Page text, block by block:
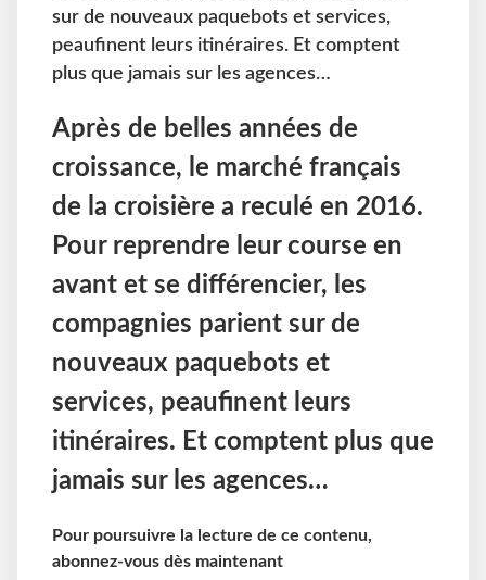
sur de nouveaux paquebots et services,
peaufinent leurs itinéraires. Et comptent
plus que jamais sur les agences…
Après de belles années de
croissance, le marché français
de la croisière a reculé en 2016.
Pour reprendre leur course en
avant et se différencier, les
compagnies parient sur de
nouveaux paquebots et
services, peaufinent leurs
itinéraires. Et comptent plus que
jamais sur les agences…
Pour poursuivre la lecture de ce contenu,
abonnez-vous dès maintenant